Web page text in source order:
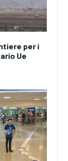
per i
Ue